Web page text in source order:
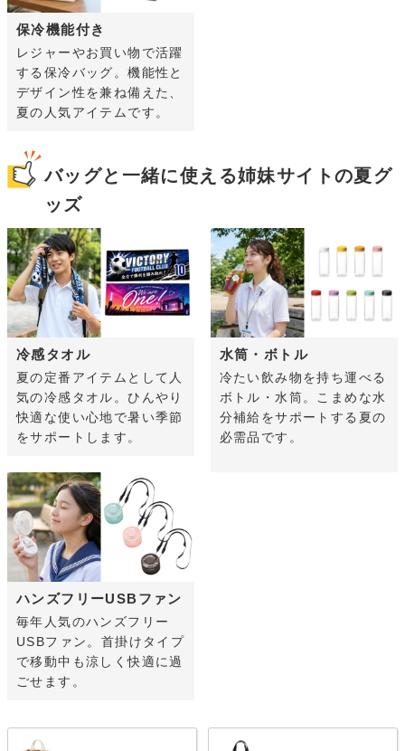
保冷機能付き
レジャーやお買い物で活躍
する保冷バッグ。機能性と
デザイン性を兼ね備えた、
夏の人気アイテムです。
バッグと一緒に使える姉妹サイトの夏グ
ッズ
冷感タオル
夏の定番アイテムとして人
気の冷感タオル。ひんやり
快適な使い心地で暑い季節
をサポートします。
水筒・ボトル
冷たい飲み物を持ち運べる
ボトル・水筒。こまめな水
分補給をサポートする夏の
必需品です。
ハンズフリーUSBファン
毎年人気のハンズフリー
USBファン。首掛けタイプ
で移動中も涼しく快適に過
ごせます。